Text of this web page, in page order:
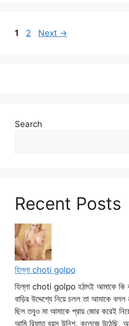
Page
1 Page
2 Next →
Search
Recent Posts
হিল্লা choti golpo
হিল্লা choti golpo হঠাৎই আমাকে কি
বাড়ির উদ্দেশ্যে নিয়ে চলল তা আমাকে
ছিল তবুও মা আমাকে প্রায় জোর করেই
আমি রিফাত বয়স উনিশ, কলেজে উঠেছি,